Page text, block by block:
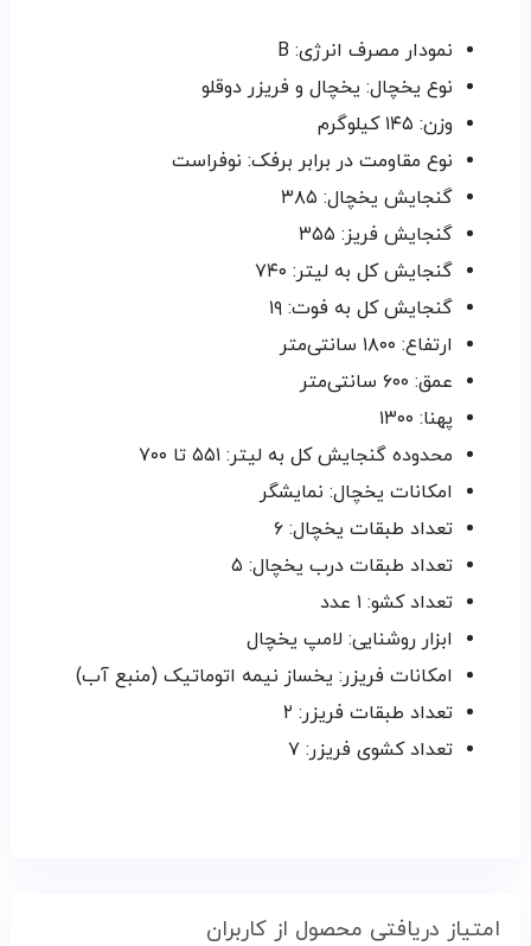
نمودار مصرف انرژی: B
نوع یخچال: یخچال و فریزر دوقلو
وزن: ۱۴۵ کیلوگرم
نوع مقاومت در برابر برفک: نوفراست
گنجایش یخچال: ۳۸۵
گنجایش فریز: ۳۵۵
گنجایش کل به لیتر: ۷۴۰
گنجایش کل به فوت: ۱۹
ارتفاع: ۱۸۰۰ سانتی‌متر
عمق: ۶۰۰ سانتی‌متر
پهنا: ۱۳۰۰
محدوده گنجایش کل به لیتر: ۵۵۱ تا ۷۰۰
امکانات یخچال: نمایشگر
تعداد طبقات یخچال: ۶
تعداد طبقات درب یخچال: ۵
تعداد کشو: ۱ عدد
ابزار روشنایی: لامپ یخچال
امکانات فریزر: یخساز نیمه اتوماتیک (منبع آب)
تعداد طبقات فریزر: ۲
تعداد کشوی فریزر: ۷
امتیاز دریافتی محصول از کاربران